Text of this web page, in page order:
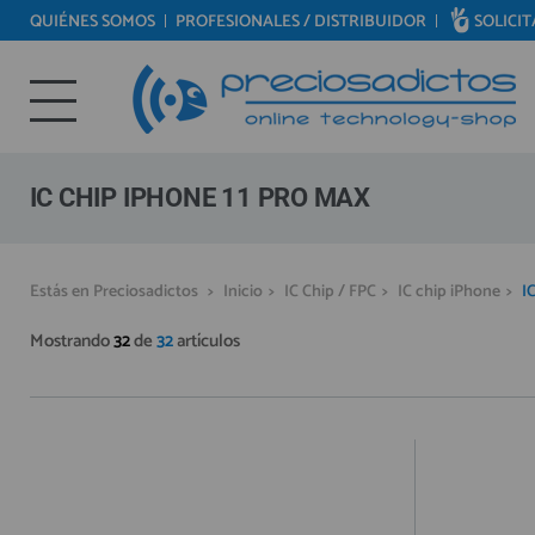
REPUESTOS MÓVILES
REPUESTOS TABLET
REPUESTOS VIDEOCONSOLAS
REPUESTOS OTROS DISPOSITIVOS
Bienvenid@ otra vez
YA SOY CLIENTE
Recordarme ¿Olvidó su contraseña?Recordar aquí
QUIÉNES SOMOS PROFESIONALES / DISTRIBUIDOR
IC CHIP IPHONE 11 PRO MAX
Estás en Preciosadictos > Inicio > IC Chip / FPC > IC chip iPhone >
Mostrando32de32artículos